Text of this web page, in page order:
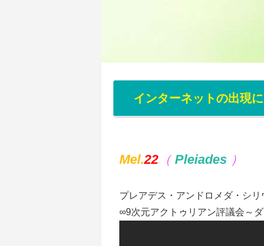
インターネットの出現
Mel.22 （ Pleiades ）
プレアデス・アンドロメダ・シ
∞9次元アクトゥリアン評議会～